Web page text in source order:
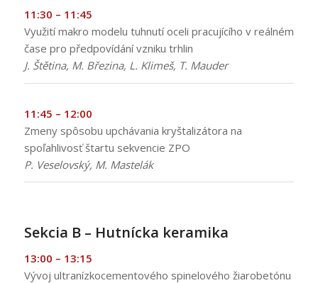
11:30 – 11:45
Využití makro modelu tuhnutí oceli pracujícího v reálném
čase pro předpovídání vzniku trhlin
J. Štětina, M. Březina, L. Klimeš, T. Mauder
11:45 – 12:00
Zmeny spôsobu upchávania kryštalizátora na
spoľahlivosť štartu sekvencie ZPO
P. Veselovský, M. Mastelák
Sekcia B – Hutnícka keramika
13:00 – 13:15
Vývoj ultranízkocementového spinelového žiarobetónu